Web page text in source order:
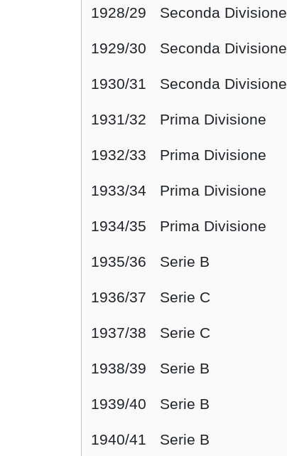
1928/29 Seconda Divisione
1929/30 Seconda Divisione
1930/31 Seconda Divisione
1931/32 Prima Divisione
1932/33 Prima Divisione
1933/34 Prima Divisione
1934/35 Prima Divisione
1935/36 Serie B
1936/37 Serie C
1937/38 Serie C
1938/39 Serie B
1939/40 Serie B
1940/41 Serie B